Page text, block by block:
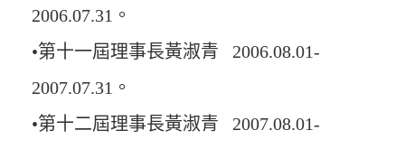
2006.07.31。
•第十一屆理事長黃淑青 2006.08.01-
2007.07.31。
•第十二屆理事長黃淑青 2007.08.01-